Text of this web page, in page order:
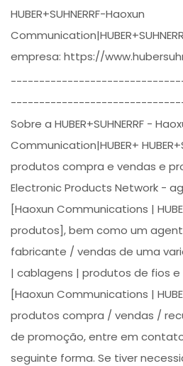
HUBER+SUHNERRF-Haoxun
empresa: https://
Sobre a HUBER+SUHNERRF -
Communication|HUBER+
produtos compra e vendas e
Electronic Products Network -
[Haoxun Communications |
produtos], bem como um
fabricante / vendas de uma
| cablagens | produtos de fios
[Haoxun Communications |
produtos compra / vendas /
de promoção, entre em
seguinte forma. Se tiver